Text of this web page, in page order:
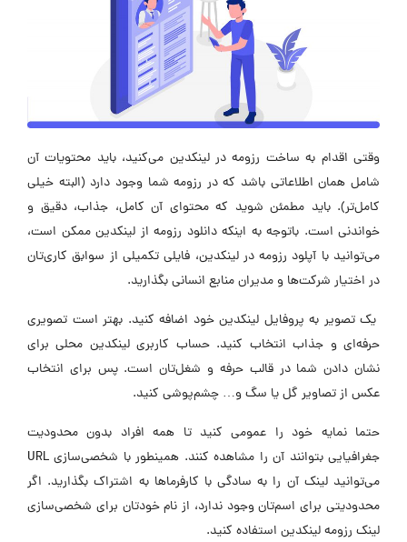
وقتی اقدام به ساخت رزومه در لینکدین می‌کنید، باید محتویات آن
شامل همان اطلاعاتی باشد که در رزومه شما وجود دارد (البته خیلی
کامل‌تر). باید مطمئن شوید که محتوای آن کامل، جذاب، دقیق و
خواندنی است. باتوجه به اینکه دانلود رزومه از لینکدین ممکن است،
می‌توانید با آپلود رزومه در لینکدین، فایلی تکمیلی از سوابق کاری‌تان
در اختیار شرکت‌ها و مدیران منابع انسانی بگذارید.
یک تصویر به پروفایل لینکدین خود اضافه کنید. بهتر است تصویری
حرفه‌ای و جذاب انتخاب کنید. حساب کاربری لینکدین محلی برای
نشان دادن شما در قالب حرفه و شغل‌تان است. پس برای انتخاب
عکس از تصاویر گل یا سگ و… چشم‌پوشی کنید.
حتما نمایه خود را عمومی کنید تا همه افراد بدون محدودیت
جغرافیایی بتوانند آن را مشاهده کنند. همینطور با شخصی‌سازی URL
می‌توانید لینک آن را به سادگی با کارفرماها به اشتراک بگذارید. اگر
محدودیتی برای اسم‌تان وجود ندارد، از نام خودتان برای شخصی‌سازی
لینک رزومه لینکدین استفاده کنید.